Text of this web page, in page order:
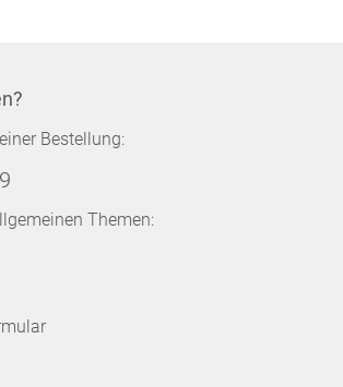
Bestellung:
Themen: